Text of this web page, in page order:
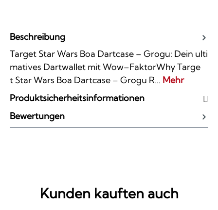
Beschreibung
Target Star Wars Boa Dartcase – Grogu: Dein ulti
matives Dartwallet mit Wow–FaktorWhy Targe
t Star Wars Boa Dartcase – Grogu R… Mehr
Produktsicherheitsinformationen
Bewertungen
Kunden kauften auch